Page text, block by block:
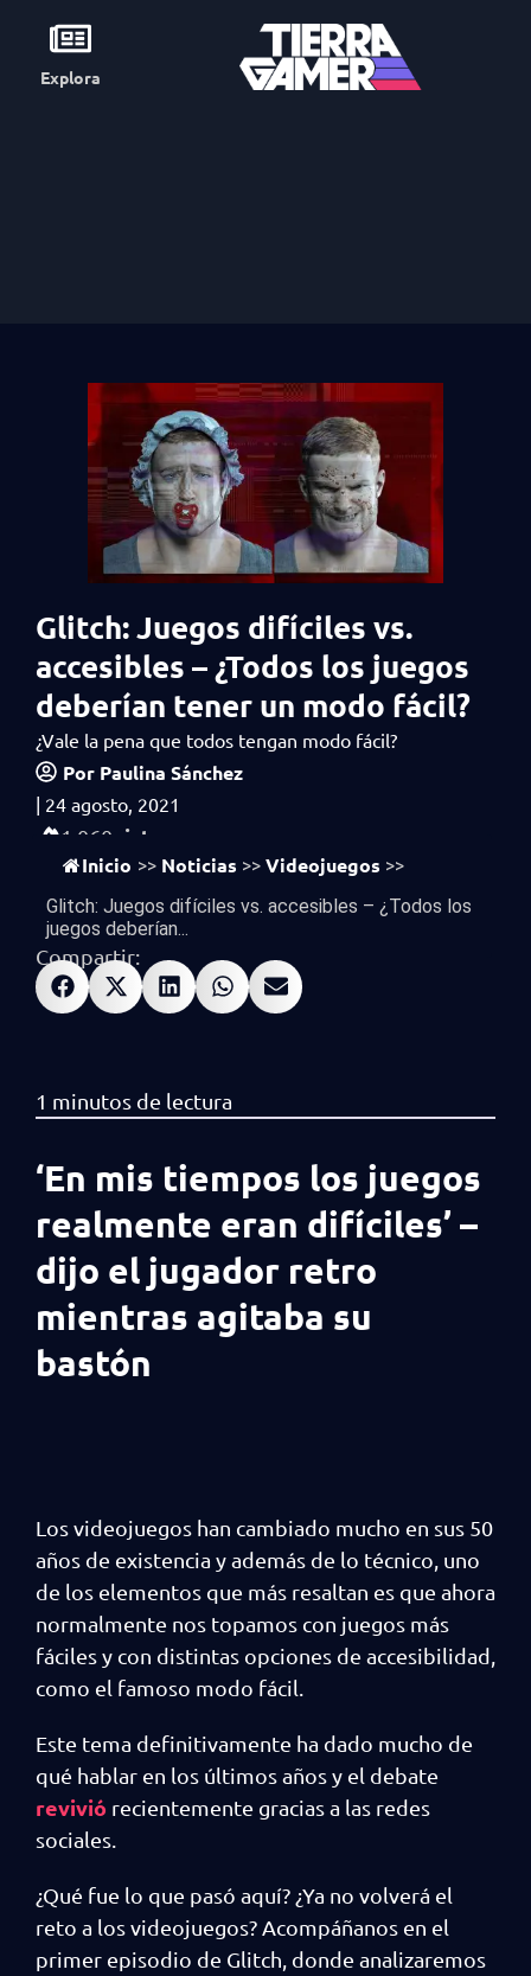
Explora
Glitch: Juegos difíciles vs.
accesibles – ¿Todos los juegos
deberían tener un modo fácil?
¿Vale la pena que todos tengan modo fácil?
Por Paulina Sánchez
| 24 agosto, 2021
1,060 vistas
Inicio >> Noticias >> Videojuegos >>
Glitch: Juegos difíciles vs. accesibles – ¿Todos los
juegos deberían...
Compartir:
‘En mis tiempos los juegos
realmente eran difíciles’ –
dijo el jugador retro
mientras agitaba su
bastón
Los videojuegos han cambiado mucho en sus 50
años de existencia y además de lo técnico, uno
de los elementos que más resaltan es que ahora
normalmente nos topamos con juegos más
fáciles y con distintas opciones de accesibilidad,
como el famoso modo fácil.
Este tema definitivamente ha dado mucho de
qué hablar en los últimos años y el debate
revivió recientemente gracias a las redes
sociales.
¿Qué fue lo que pasó aquí? ¿Ya no volverá el
reto a los videojuegos? Acompáñanos en el
primer episodio de Glitch, donde analizaremos